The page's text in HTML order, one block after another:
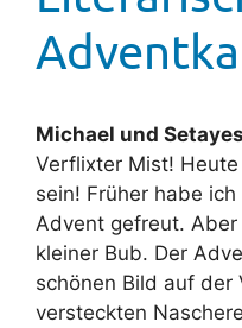
Michael und
Verflixter Mist!
sein! Früher habe
Advent gefreut.
kleiner Bub. Der
schönen Bild auf der
versteckten